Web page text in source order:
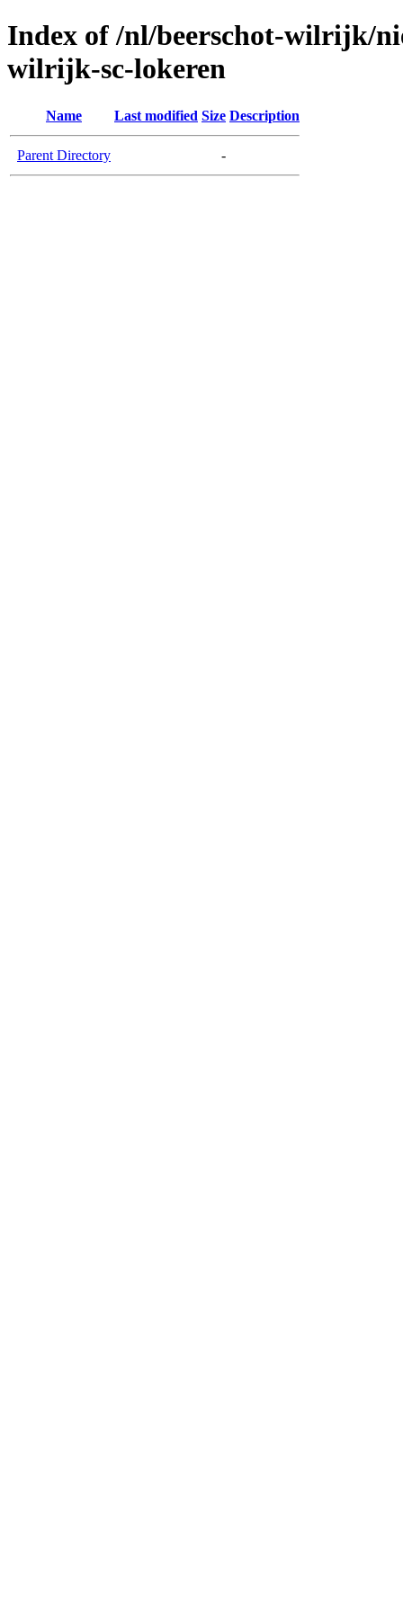
Index of /nl/beerschot-wilrijk/
wilrijk-sc-lokeren
Name Last modified Size Description
Parent Directory -